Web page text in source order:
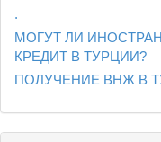
.
МОГУТ ЛИ
КРЕДИТ В ТУРЦИИ?
ПОЛУЧЕНИЕ ВНЖ В